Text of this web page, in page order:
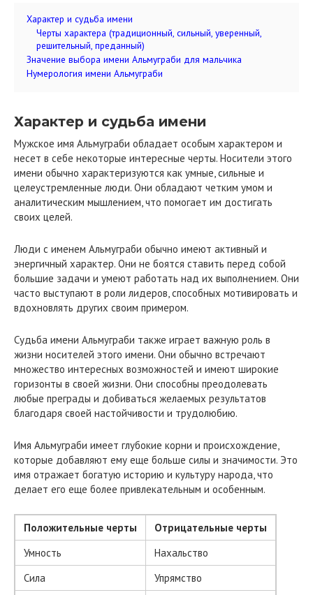
Характер и судьба имени
Черты характера (традиционный, сильный, уверенный,
решительный, преданный)
Значение выбора имени Альмуграби для мальчика
Нумерология имени Альмуграби
Характер и судьба имени
Мужское имя Альмуграби обладает особым характером и
несет в себе некоторые интересные черты. Носители этого
имени обычно характеризуются как умные, сильные и
целеустремленные люди. Они обладают четким умом и
аналитическим мышлением, что помогает им достигать
своих целей.
Люди с именем Альмуграби обычно имеют активный и
энергичный характер. Они не боятся ставить перед собой
большие задачи и умеют работать над их выполнением. Они
часто выступают в роли лидеров, способных мотивировать и
вдохновлять других своим примером.
Судьба имени Альмуграби также играет важную роль в
жизни носителей этого имени. Они обычно встречают
множество интересных возможностей и имеют широкие
горизонты в своей жизни. Они способны преодолевать
любые преграды и добиваться желаемых результатов
благодаря своей настойчивости и трудолюбию.
Имя Альмуграби имеет глубокие корни и происхождение,
которые добавляют ему еще больше силы и значимости. Это
имя отражает богатую историю и культуру народа, что
делает его еще более привлекательным и особенным.
Положительные черты
Отрицательные черты
Умность
Нахальство
Сила
Упрямство